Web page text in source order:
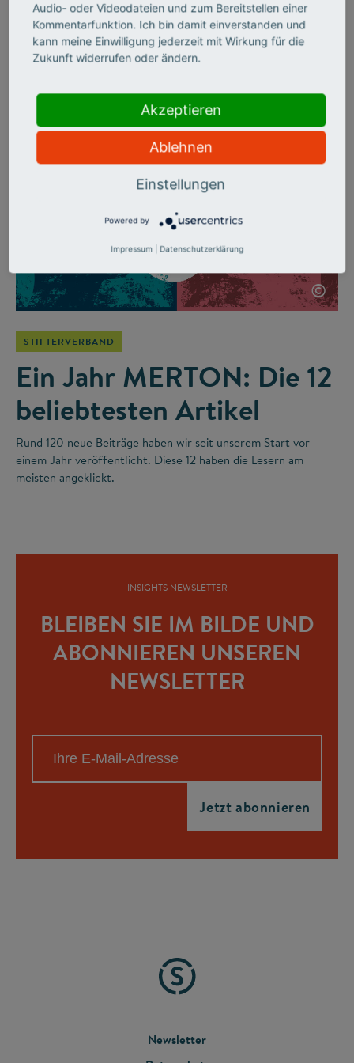
denken
Wie man mit kleinen Stellschrauben viel bewirken kann, hat
der Stifterverband mit seiner Jubiläumsinitiative „Wirkung
ganz neu gedacht.
©
STIFTERVERBAND
Ein Jahr MERTON: Die 12
beliebtesten Artikel
Rund 120 neue Beiträge haben wir seit unserem Start vor
einem Jahr veröffentlicht. Diese 12 haben die Lesern am
meisten angeklickt.
INSIGHTS NEWSLETTER
BLEIBEN SIE IM BILDE UND
ABONNIEREN UNSEREN
NEWSLETTER
FOOTER
Newsletter
Audio- oder Videodateien und zum Bereitstellen einer
Kommentarfunktion. Ich bin damit einverstanden und
kann meine Einwilligung jederzeit mit Wirkung für die
Zukunft widerrufen oder ändern.
Akzeptieren
Ablehnen
Einstellungen
Powered by
Impressum Datenschutzerklärung